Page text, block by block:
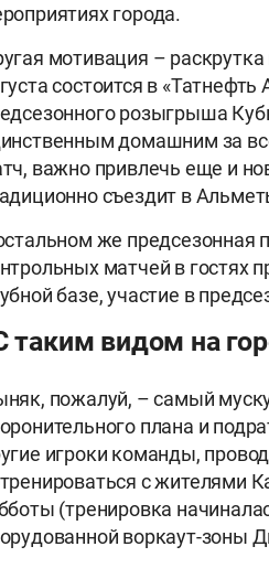
города.
мотивация –
состоится в
розыгрыша
домашним за
важно привлечь еще и
съездит в
же предсезонная
матчей в гостях
базе, участие в
таким видом на
пожалуй, – самый
плана и
игроки команды,
с жителями
(тренировка
воркаут-зоны